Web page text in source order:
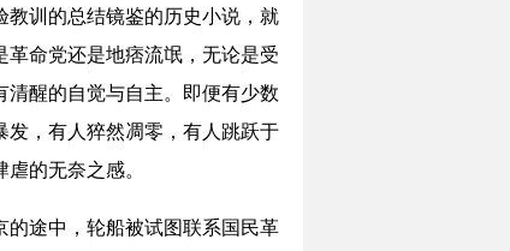
教训的总结镜鉴的历史小说，就
命党还是地痞流氓，无论是受
醒的自觉与自主。即便有少数
发，有人猝然凋零，有人跳跃于
的无奈之感。
的途中，轮船被试图联系国民革